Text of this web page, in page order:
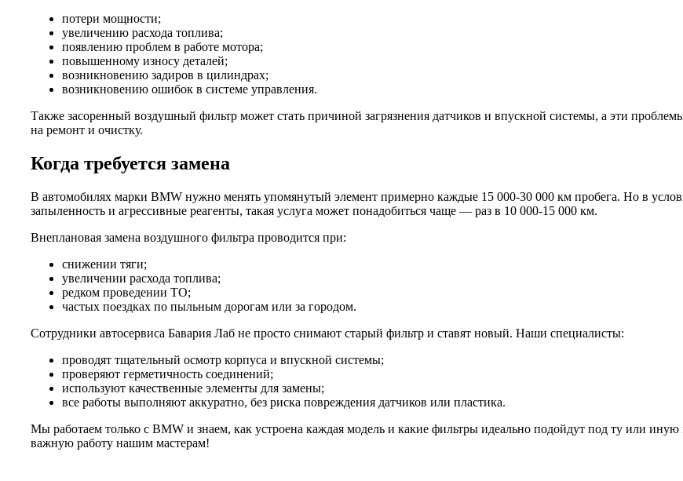
потери мощности;
увеличению расхода топлива;
появлению проблем в работе мотора;
повышенному износу деталей;
возникновению задиров в цилиндрах;
возникновению ошибок в системе управления.
Также засоренный воздушный фильтр может стать причиной загрязнения датчиков и впускной системы, а эти
на ремонт и очистку.
Когда требуется замена
В автомобилях марки BMW нужно менять упомянутый элемент примерно каждые 15 000-30 000 км пробега. Но в
запыленность и агрессивные реагенты, такая услуга может понадобиться чаще — раз в 10 000-15 000 км.
Внеплановая замена воздушного фильтра проводится при:
снижении тяги;
увеличении расхода топлива;
редком проведении ТО;
частых поездках по пыльным дорогам или за городом.
Сотрудники автосервиса Бавария Лаб не просто снимают старый фильтр и ставят новый. Наши специалисты:
проводят тщательный осмотр корпуса и впускной системы;
проверяют герметичность соединений;
используют качественные элементы для замены;
все работы выполняют аккуратно, без риска повреждения датчиков или пластика.
Мы работаем только с BMW и знаем, как устроена каждая модель и какие фильтры идеально подойдут под ту или
важную работу нашим мастерам!